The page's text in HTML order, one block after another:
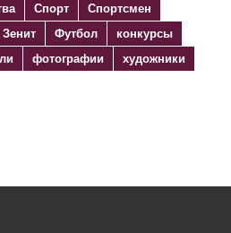
Спорт
Спортсмен
Футбол
конкурсы
фотографии
художники